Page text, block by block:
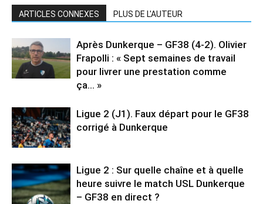
ARTICLES CONNEXES PLUS DE L'AUTEUR
Après Dunkerque – GF38 (4-2). Olivier
Frapolli : « Sept semaines de travail
pour livrer une prestation comme
ça… »
Ligue 2 (J1). Faux départ pour le GF38
corrigé à Dunkerque
Ligue 2 : Sur quelle chaîne et à quelle
heure suivre le match USL Dunkerque
– GF38 en direct ?